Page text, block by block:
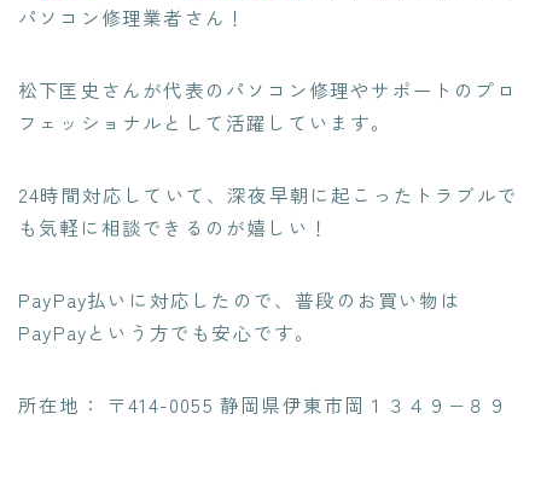
パソコン修理業者さん！
松下匡史さんが代表のパソコン修理やサポートの プロ
フェッショナルとして活躍 しています。
24時間対応していて、深夜早朝に起こったトラブルで
も気軽に相談できる のが嬉しい！
PayPay払いに対応したので、普段のお買い物は
PayPayという方でも安心です。
所在地： 〒414-0055 静岡県伊東市岡１３４９−８９